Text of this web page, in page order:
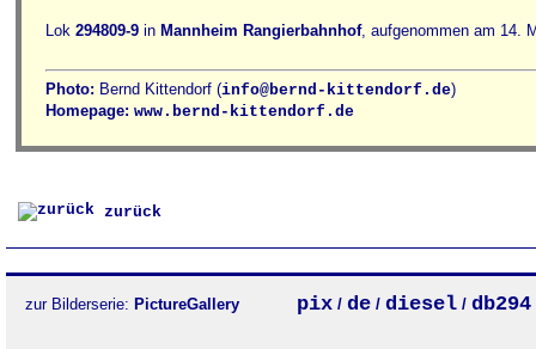
Lok 294809-9 in Mannheim Rangierbahnhof, aufgenommen am 14.
Photo: Bernd Kittendorf (info@bernd-kittendorf.de)
Homepage: www.bernd-kittendorf.de
zurück
zur Bilderserie: PictureGallery pix / de / diesel / db294